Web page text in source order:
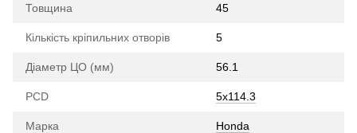
Товщина 45
Кількість кріпильних отворів 5
Діаметр ЦО (мм) 56.1
PCD 5x114.3
Марка Honda